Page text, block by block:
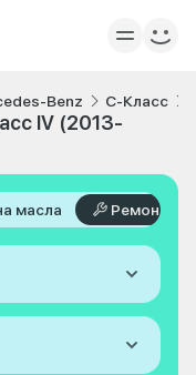
Benz C-Класс
IV (2013-
масла Ремонт